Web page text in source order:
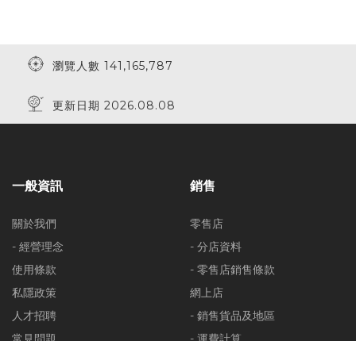
瀏覽人數 141,165,787
更新日期 2026.08.08
一般資訊
關於我們
- 經營理念
使用條款
私隱政策
人才招聘
銷售
零售店
- 分店資料
- 零售店銷售條款
網上店
- 銷售貨品及地區